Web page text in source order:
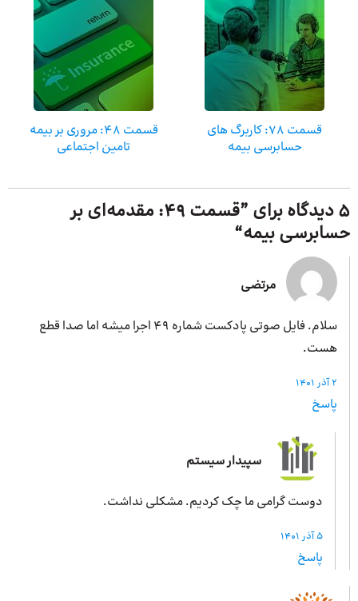
قسمت 78: کاربرگ های
حسابرسی بیمه
قسمت 48: مروری بر بیمه
تامین اجتماعی
5 دیدگاه برای ”
قسمت 49: مقدمه‌ای بر
حسابرسی بیمه“
مرتضی
سلام. فایل صوتی پادکست شماره 49 اجرا میشه اما صدا قطع
هست.
2 آذر 1401
پاسخ
سپیدار سیستم
دوست گرامی ما چک کردیم. مشکلی نداشت.
5 آذر 1401
پاسخ